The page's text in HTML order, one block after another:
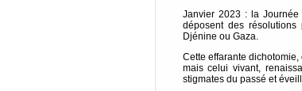
Janvier 2023 : la
déposent des
Djénine ou Gaza.
Cette effarante
mais celui vivant,
stigmates du passé et